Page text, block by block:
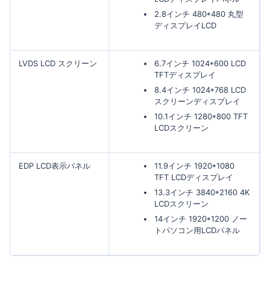
2.8インチ 480*480 丸型
ディスプレイLCD
LVDS LCD スクリーン
6.7インチ 1024*600 LCD
TFTディスプレイ
8.4インチ 1024*768 LCD
スクリーンディスプレイ
10.1インチ 1280*800 TFT
LCDスクリーン
EDP LCD表示パネル
11.9インチ 1920*1080
TFT LCDディスプレイ
13.3インチ 3840*2160 4K
LCDスクリーン
14インチ 1920*1200 ノー
トパソコン用LCDパネル